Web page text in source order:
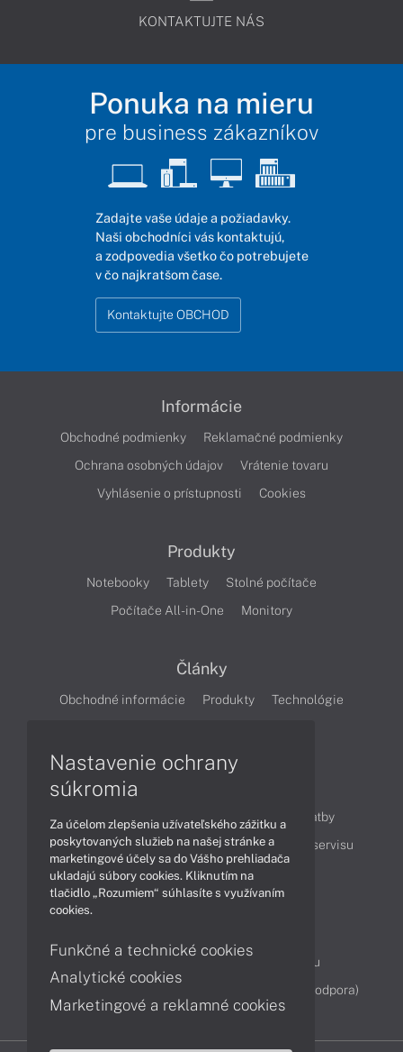
KONTAKTUJTE NÁS
Ponuka na mieru
pre business zákazníkov
Zadajte vaše údaje a požiadavky.
Naši obchodníci vás kontaktujú,
a zodpovedia všetko čo potrebujete
v čo najkratšom čase.
Kontaktujte OBCHOD
Informácie
Obchodné podmienky
Reklamačné podmienky
Ochrana osobných údajov
Vrátenie tovaru
Vyhlásenie o prístupnosti
Cookies
Produkty
Notebooky Tablety
Stolné počítače
Počítače All-in-One
Monitory
Články
Obchodné informácie Produkty
Technológie
Ako nakupovať
Možnosti doručenia a platby
Podpora a servis
Servisné služby Cenník servisu
Kontakty
Reklamácia tovaru
Diagnostiky online
TeamViewer (vzdialená podpora)
Nastavenie ochrany
súkromia
Za účelom zlepšenia užívateľského zážitku a
poskytovaných služieb na našej stránke a
marketingové účely sa do Vášho prehliadača
ukladajú súbory cookies. Kliknutím na
tlačidlo „Rozumiem“ súhlasíte s využívaním
cookies.
Funkčné a technické cookies
Analytické cookies
Marketingové a reklamné cookies